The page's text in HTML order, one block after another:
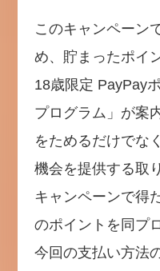
このキャンペーン
め、貯まったポイ
18歳限定 PayPay
プログラム」が案
をためるだけでな
機会を提供する取
キャンペーンで得
のポイントを同プ
今回の支払い方法